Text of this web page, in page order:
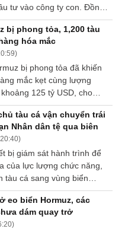
tư vào công ty con. Đồng
Tổng Giám đốc Công ty
2 triệu cp, trước đó nhóm
sở hữu lên 6.01%.
bị phong tỏa, 1,200 tàu
hóa mắc
)
bị phong tỏa đã khiến
mắc kẹt cùng lượng
125 tỷ USD, cho
thuộc của thương mại toàn
hàng hải chiến lược.
tàu cá vận chuyển trái
Nhân dân tệ qua biên
)
bị giám sát hành trình để
của lực lượng chức năng,
tàu cá sang vùng biển
eo biển Hormuz, các
dám quay trở
)